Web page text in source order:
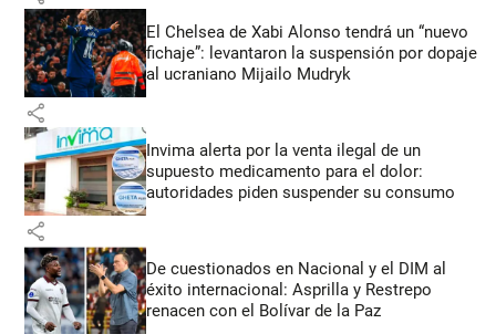
El Chelsea de Xabi Alonso tendrá un “nuevo
fichaje”: levantaron la suspensión por dopaje
al ucraniano Mijailo Mudryk
share
Invima alerta por la venta ilegal de un
supuesto medicamento para el dolor:
autoridades piden suspender su consumo
share
De cuestionados en Nacional y el DIM al
éxito internacional: Asprilla y Restrepo
renacen con el Bolívar de la Paz